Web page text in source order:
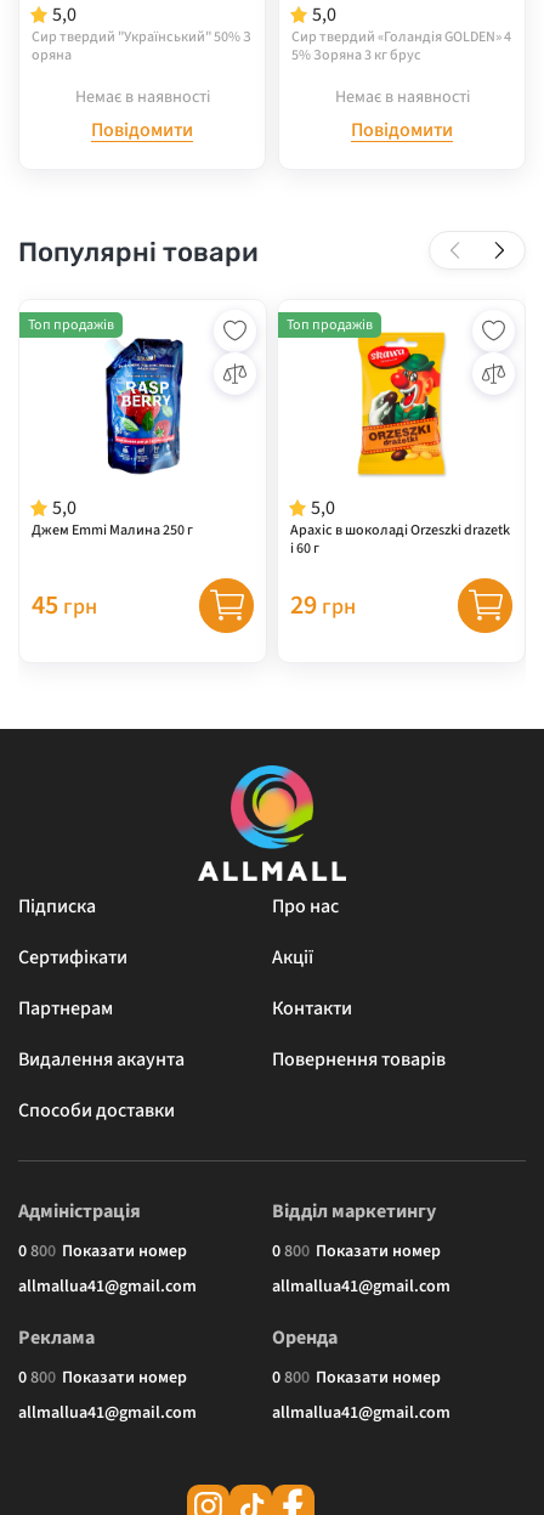
5,0
Сир твердий "Український" 50% З
оряна
Немає в наявності
Повідомити
5,0
Сир твердий «Голандія GOLDEN» 4
5% Зоряна 3 кг брус
Немає в наявності
Повідомити
Популярні товари
5,0
Джем Emmi Малина 250 г
Топ продажів
45 грн
5,0
Арахіс в шоколаді Orzeszki drazetk
i 60 г
Топ продажів
29 грн
Підписка
Про нас
Сертифікати
Акції
Партнерам
Контакти
Видалення акаунта
Повернення товарів
Способи доставки
Адміністрація
0800 Показати номер
allmallua41@gmail.com
Відділ маркетингу
0800 Показати номер
allmallua41@gmail.com
Реклама
0800 Показати номер
allmallua41@gmail.com
Оренда
0800 Показати номер
allmallua41@gmail.com